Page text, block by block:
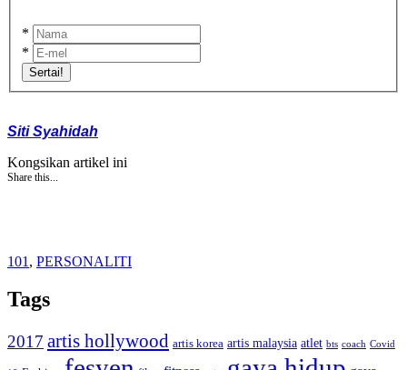
*
*
Sertai!
Siti Syahidah
Kongsikan artikel ini
Share this...
101 , PERSONALITI
Tags
2017 artis hollywood artis korea artis malaysia atlet bts coach Covid